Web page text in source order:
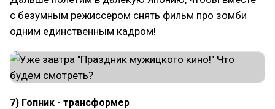
с безумным режиссёром снять фильм про зомби
одним единственным кадром!
7) Гопник - трансформер